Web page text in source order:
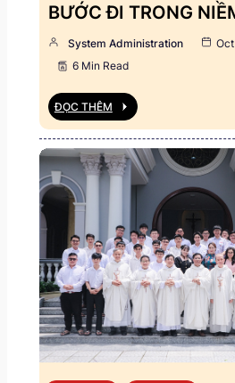
BƯỚC ĐI TRONG
System Administration
6 Min Read
ĐỌC THÊM